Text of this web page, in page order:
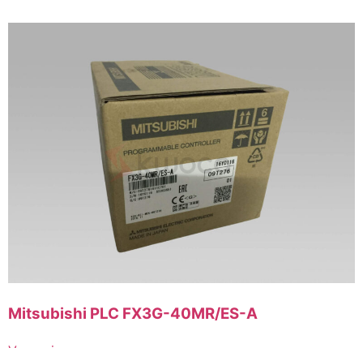
Mitsubishi PLC FX3G-40MR/ES-A